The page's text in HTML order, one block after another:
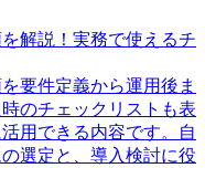
解説！実務で使えるチ
要件定義から運用後ま
のチェックリストも表
用できる内容です。自
選定と、導入検討に役